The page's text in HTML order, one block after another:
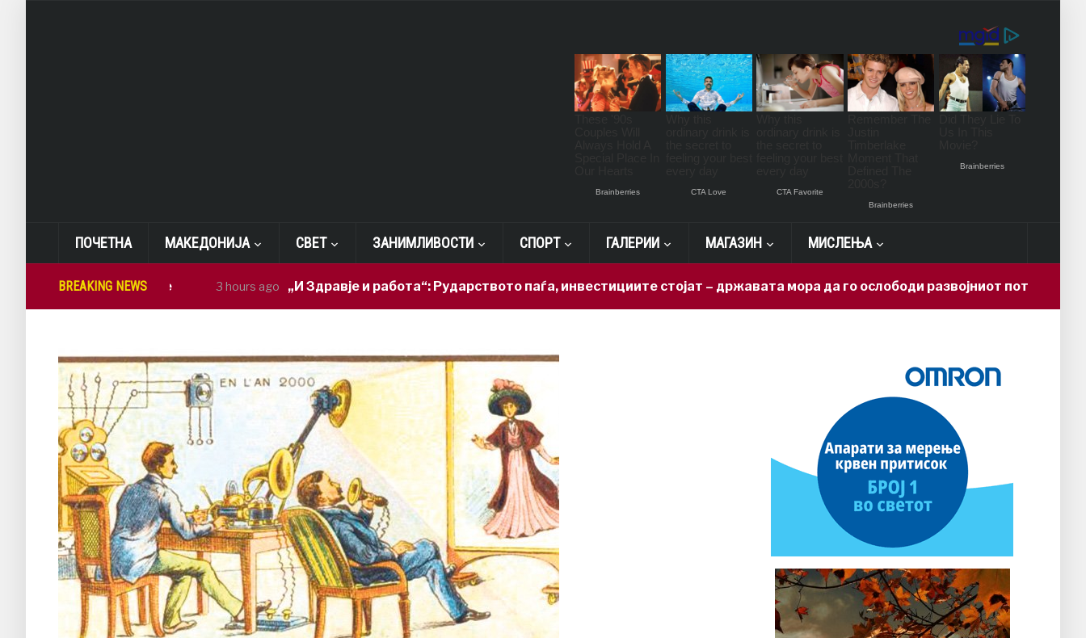
ПОЧЕТНА МАКЕДОНИЈА СВЕТ ЗАНИМЛИВОСТИ СПОРТ ГАЛЕРИИ МАГАЗИН МИСЛЕЊА
BREAKING NEWS 3 hours ago „И Здравје и работа“: Рударството паѓа, инвестициите стојат – државата мора да го ослободи развојниот потенцијал на